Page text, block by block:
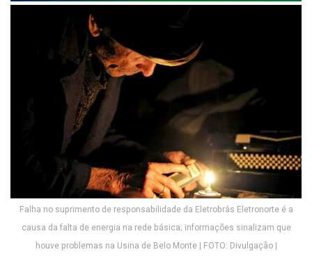
Falha no suprimento de responsabilidade da Eletrobrás Eletronorte é a
causa da falta de energia na rede básica; informações sinalizam que
houve problemas na Usina de Belo Monte | FOTO: Divulgação |